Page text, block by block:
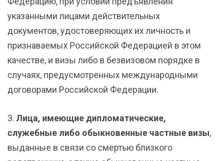
указанными лицами действительных
документов, удостоверяющих их личность и
признаваемых Российской Федерацией в этом
качестве, и визы либо в безвизовом порядке в
случаях, предусмотренных международными
договорами Российской Федерации.
3. Лица, имеющие дипломатические,
служебные либо обыкновенные частные визы,
выданные в связи со смертью близкого